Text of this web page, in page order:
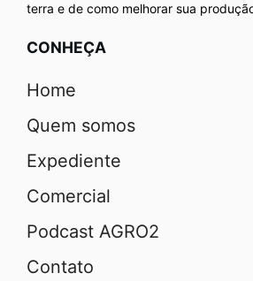
terra e de como melhorar sua
CONHEÇA
Home
Quem somos
Expediente
Comercial
Podcast AGRO2
Contato